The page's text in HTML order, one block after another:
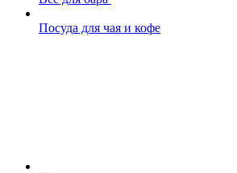
Посуда для чая и кофе